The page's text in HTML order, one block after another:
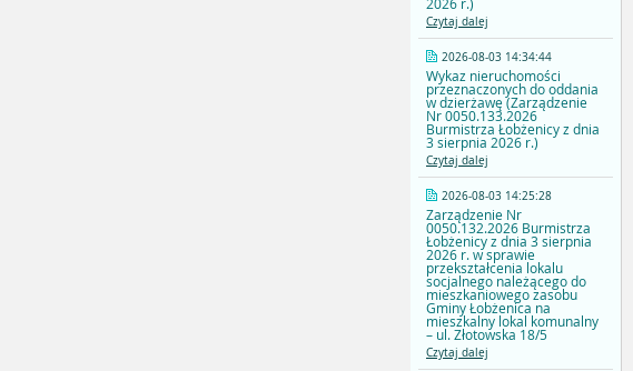
Czytaj dalej
2026-08-03 14:34:44
Wykaz nieruchomości
przeznaczonych do oddania
w dzierżawę (Zarządzenie
Nr 0050.133.2026
Burmistrza Łobżenicy z dnia
3 sierpnia 2026 r.)
Czytaj dalej
2026-08-03 14:25:28
Zarządzenie Nr
0050.132.2026 Burmistrza
Łobżenicy z dnia 3 sierpnia
2026 r. w sprawie
przekształcenia lokalu
socjalnego należącego do
mieszkaniowego zasobu
Gminy Łobżenica na
mieszkalny lokal komunalny
– ul. Złotowska 18/5
Czytaj dalej